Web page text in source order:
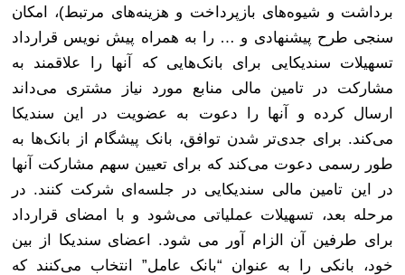
برداشت و شیوه‌های بازپرداخت و هزینه‌های مرتبط)، امکان
سنجی طرح پیشنهادی و … را به همراه پیش نویس قرارداد
تسهیلات سندیکایی برای بانک‌هایی که آنها را علاقمند به
مشارکت در تامین مالی منابع مورد نیاز مشتری می‌داند
ارسال کرده و آنها را دعوت به عضویت در این سندیکا
می‌کند. برای جدی‌تر شدن توافق، بانک پیشگام از بانک‌ها به
طور رسمی دعوت می‌کند که برای تعیین سهم مشارکت آنها
در این تامین مالی سندیکایی در جلسه‌ای شرکت کنند. در
مرحله بعد، تسهیلات عملیاتی می‌شود و با امضای قرارداد
برای طرفین آن الزام آور می شود. اعضای سندیکا از بین
خود، بانکی را به عنوان “بانک عامل” انتخاب می‌کنند که